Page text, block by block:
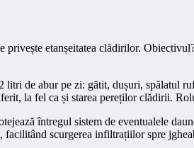
etanșeitatea clădirilor.
de abur pe zi: gătit, dușuri, spălatul
la fel ca și starea pereților clădirii.
întregul sistem de eventualele
facilitând scurgerea infiltrațiilor spre